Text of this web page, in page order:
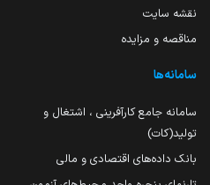
نقشه سایت
مناقصه و مزایده
سامانه‌ها
سامانه جامع کارآفرینی ، اشتغال و
تولید(کات)
بانک داده‌های اقتصادی و مالی